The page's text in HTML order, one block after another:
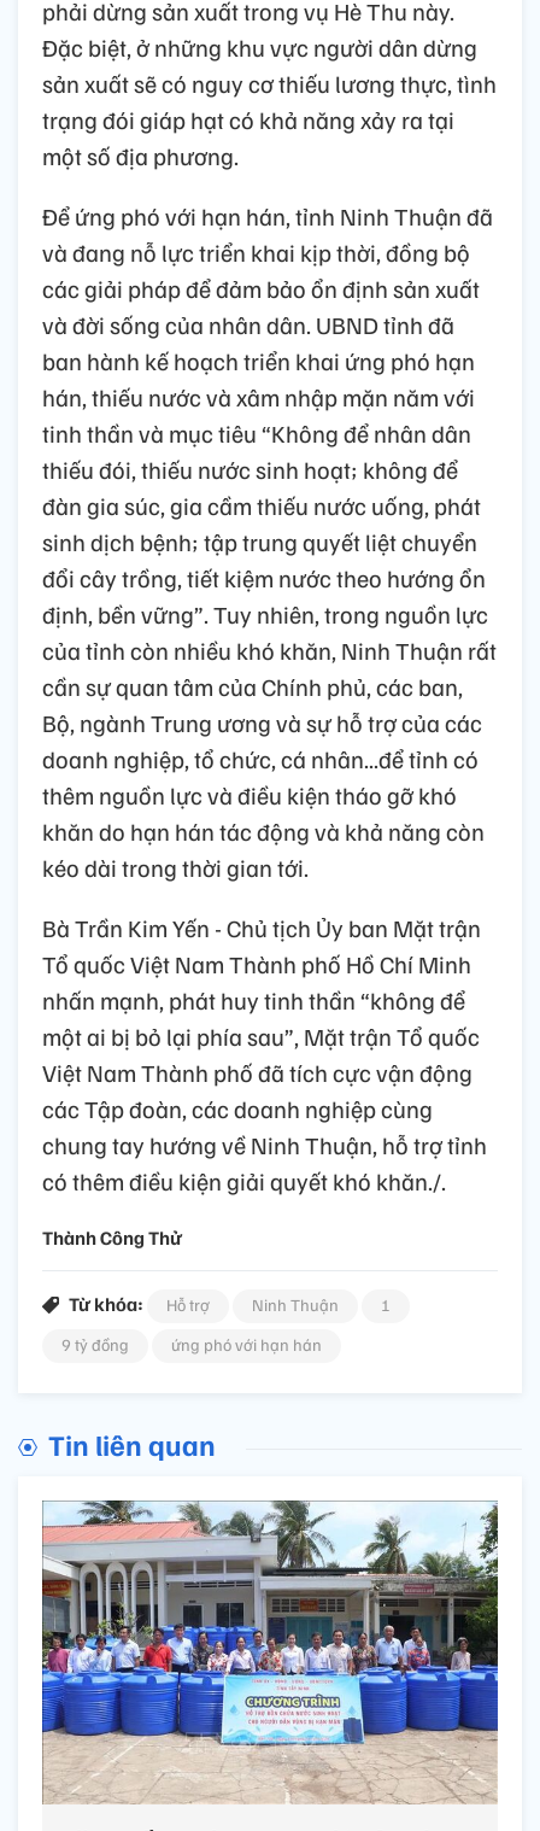
phải dừng sản xuất trong vụ Hè Thu này.
Đặc biệt, ở những khu vực người dân dừng
sản xuất sẽ có nguy cơ thiếu lương thực, tình
trạng đói giáp hạt có khả năng xảy ra tại
một số địa phương.
Để ứng phó với hạn hán, tỉnh Ninh Thuận đã
và đang nỗ lực triển khai kịp thời, đồng bộ
các giải pháp để đảm bảo ổn định sản xuất
và đời sống của nhân dân. UBND tỉnh đã
ban hành kế hoạch triển khai ứng phó hạn
hán, thiếu nước và xâm nhập mặn năm với
tinh thần và mục tiêu “Không để nhân dân
thiếu đói, thiếu nước sinh hoạt; không để
đàn gia súc, gia cầm thiếu nước uống, phát
sinh dịch bệnh; tập trung quyết liệt chuyển
đổi cây trồng, tiết kiệm nước theo hướng ổn
định, bền vững”. Tuy nhiên, trong nguồn lực
của tỉnh còn nhiều khó khăn, Ninh Thuận rất
cần sự quan tâm của Chính phủ, các ban,
Bộ, ngành Trung ương và sự hỗ trợ của các
doanh nghiệp, tổ chức, cá nhân...để tỉnh có
thêm nguồn lực và điều kiện tháo gỡ khó
khăn do hạn hán tác động và khả năng còn
kéo dài trong thời gian tới.
Bà Trần Kim Yến - Chủ tịch Ủy ban Mặt trận
Tổ quốc Việt Nam Thành phố Hồ Chí Minh
nhấn mạnh, phát huy tinh thần “không để
một ai bị bỏ lại phía sau”, Mặt trận Tổ quốc
Việt Nam Thành phố đã tích cực vận động
các Tập đoàn, các doanh nghiệp cùng
chung tay hướng về Ninh Thuận, hỗ trợ tỉnh
có thêm điều kiện giải quyết khó khăn./.
Thành Công Thử
Từ khóa: Hỗ trợ Ninh Thuận
1
9 tỷ đồng
ứng phó với hạn hán
Tin liên quan